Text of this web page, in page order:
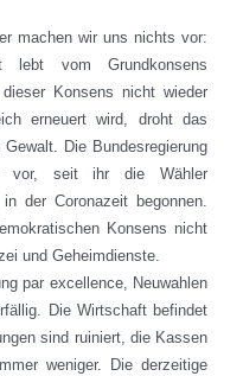
machen wir uns nichts vor:
lebt vom Grundkonsens
Konsens nicht wieder
erneuert wird, droht das
Die Bundesregierung
vor, seit ihr die Wähler
der Coronazeit begonnen.
Konsens nicht
und Geheimdienste.
par excellence, Neuwahlen
Die Wirtschaft befindet
sind ruiniert, die Kassen
weniger. Die derzeitige